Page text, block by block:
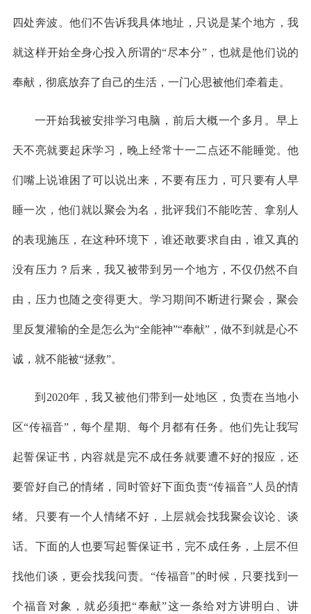
四处奔波。他们不告诉我具体地址，只说是某个地方，我
就这样开始全身心投入所谓的“尽本分”，也就是他们说的
奉献，彻底放弃了自己的生活，一门心思被他们牵着走。
一开始我被安排学习电脑，前后大概一个多月。早上
天不亮就要起床学习，晚上经常十一二点还不能睡觉。他
们嘴上说谁困了可以说出来，不要有压力，可只要有人早
睡一次，他们就以聚会为名，批评我们不能吃苦、拿别人
的表现施压，在这种环境下，谁还敢要求自由，谁又真的
没有压力？后来，我又被带到另一个地方，不仅仍然不自
由，压力也随之变得更大。学习期间不断进行聚会，聚会
里反复灌输的全是怎么为“全能神”“奉献”，做不到就是心不
诚，就不能被“拯救”。
到2020年，我又被他们带到一处地区，负责在当地小
区“传福音”，每个星期、每个月都有任务。他们先让我写
起誓保证书，内容就是完不成任务就要遭不好的报应，还
要管好自己的情绪，同时管好下面负责“传福音”人员的情
绪。只要有一个人情绪不好，上层就会找我聚会议论、谈
话。下面的人也要写起誓保证书，完不成任务，上层不但
找他们谈，更会找我问责。“传福音”的时候，只要找到一
个福音对象，就必须把“奉献”这一条给对方讲明白、讲